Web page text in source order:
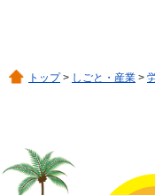
トップ> しごと・産業 >